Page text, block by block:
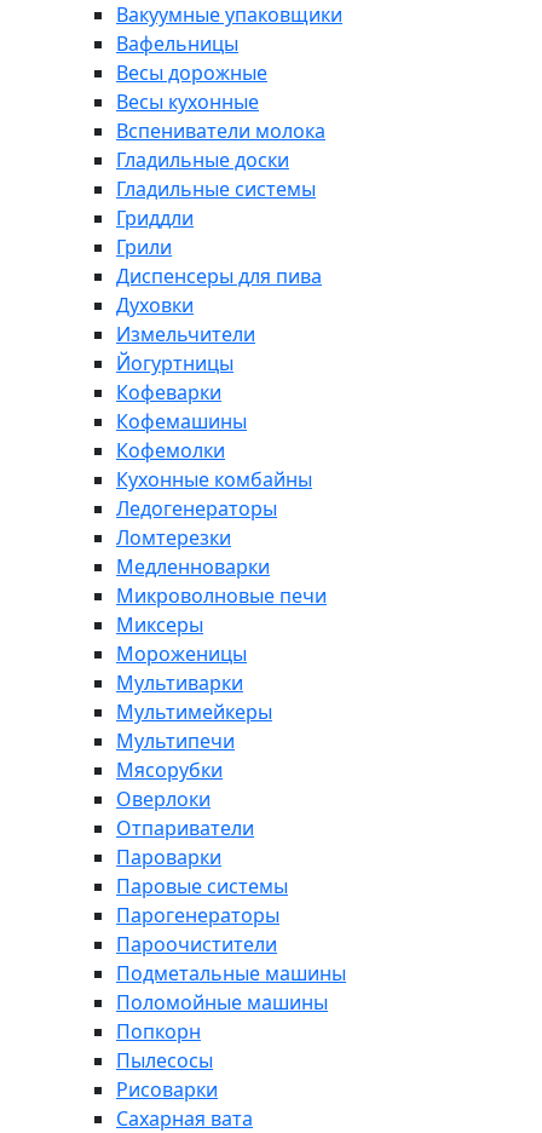
Вакуумные упаковщики
Вафельницы
Весы дорожные
Весы кухонные
Вспениватели молока
Гладильные доски
Гладильные системы
Гриддли
Грили
Диспенсеры для пива
Духовки
Измельчители
Йогуртницы
Кофеварки
Кофемашины
Кофемолки
Кухонные комбайны
Ледогенераторы
Ломтерезки
Медленноварки
Микроволновые печи
Миксеры
Мороженицы
Мультиварки
Мультимейкеры
Мультипечи
Мясорубки
Оверлоки
Отпариватели
Пароварки
Паровые системы
Парогенераторы
Пароочистители
Подметальные машины
Поломойные машины
Попкорн
Пылесосы
Рисоварки
Сахарная вата